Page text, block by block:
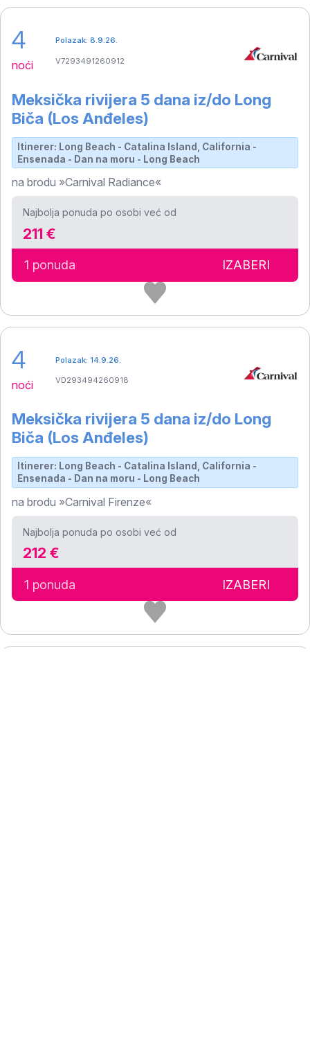
4
noći
Meksička rivijera 5 dana iz/do Long
Biča (Los Anđeles)
Itinerer: Long Beach - Catalina Island, California -
Ensenada - Dan na moru - Long Beach
na brodu »Carnival Radiance«
Polazak: 8.9.26.
V7293491260912
Najbolja ponuda po osobi već od
211 €
1 ponuda IZABERI
4
noći
Meksička rivijera 5 dana iz/do Long
Biča (Los Anđeles)
Itinerer: Long Beach - Catalina Island, California -
Ensenada - Dan na moru - Long Beach
na brodu »Carnival Firenze«
Polazak: 14.9.26.
VD293494260918
Najbolja ponuda po osobi već od
212 €
1 ponuda IZABERI